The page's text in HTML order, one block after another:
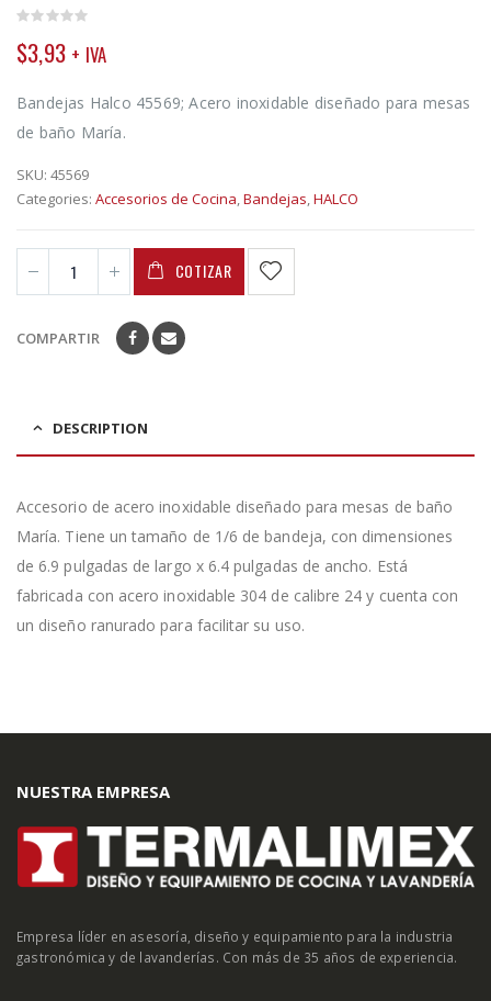
out
of
$3,93 + IVA
Bandejas Halco 45569; Acero inoxidable diseñado para mesas
de baño María.
SKU: 45569
Categories: Accesorios de Cocina,Bandejas,HALCO
COTIZAR
COMPARTIR
DESCRIPTION
Accesorio de acero inoxidable diseñado para mesas de baño
María. Tiene un tamaño de 1/6 de bandeja, con dimensiones
de 6.9 pulgadas de largo x 6.4 pulgadas de ancho. Está
fabricada con acero inoxidable 304 de calibre 24 y cuenta con
un diseño ranurado para facilitar su uso.
NUESTRA EMPRESA
Empresa líder en asesoría, diseño y equipamiento para la industria
gastronómica y de lavanderías. Con más de 35 años de experiencia.